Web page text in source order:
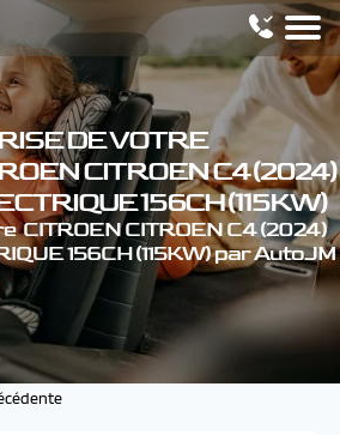
DE VOTRE
CITROEN C4 (2024)
156CH (115KW)
CITROEN CITROEN C4 (2024)
156CH (115KW) par AutoJM